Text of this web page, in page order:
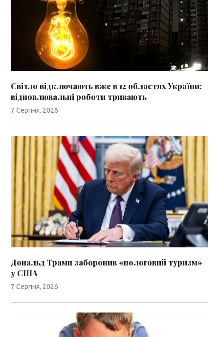
Світло відключають вже в 12 областях України:
відновлювальні роботи тривають
7 Серпня, 2026
Дональд Трамп заборонив «пологовий туризм»
у США
7 Серпня, 2026